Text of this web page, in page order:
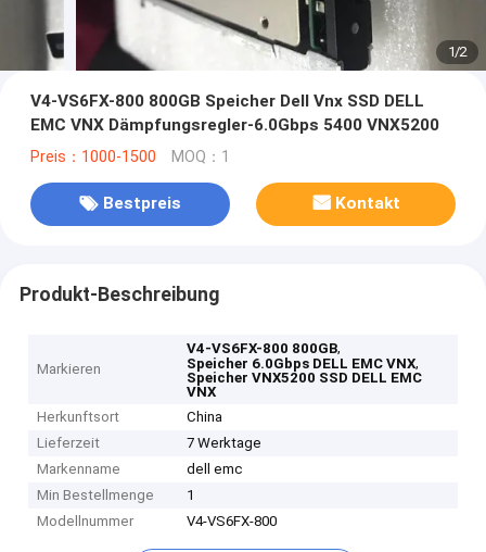
1/2
V4-VS6FX-800 800GB Speicher Dell Vnx SSD DELL
EMC VNX Dämpfungsregler-6.0Gbps 5400 VNX5200
Preis：1000-1500 MOQ：1
Bestpreis Kontakt
Produkt-Beschreibung
Markieren
V4-VS6FX-800 800GB,
Speicher 6.0Gbps DELL EMC VNX,
Speicher VNX5200 SSD DELL EMC
VNX
Herkunftsort
China
Lieferzeit
7 Werktage
Markenname
dell emc
Min Bestellmenge
1
Modellnummer
V4-VS6FX-800